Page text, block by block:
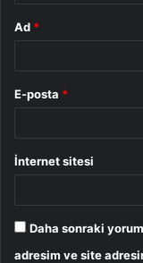
Ad *
E-posta *
İnternet sitesi
Daha sonraki
adresim ve site